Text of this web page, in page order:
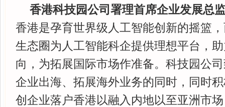
香港科技园公司署理首席企业发展总
香港是孕育世界级人工智能创新的摇篮
生态圈为人工智能科企提供理想平台，
向，为拓展国际市场作准备。科技园公
企业出海、拓展海外业务的同时，同时
创企业落户香港以融入内地以至亚洲市